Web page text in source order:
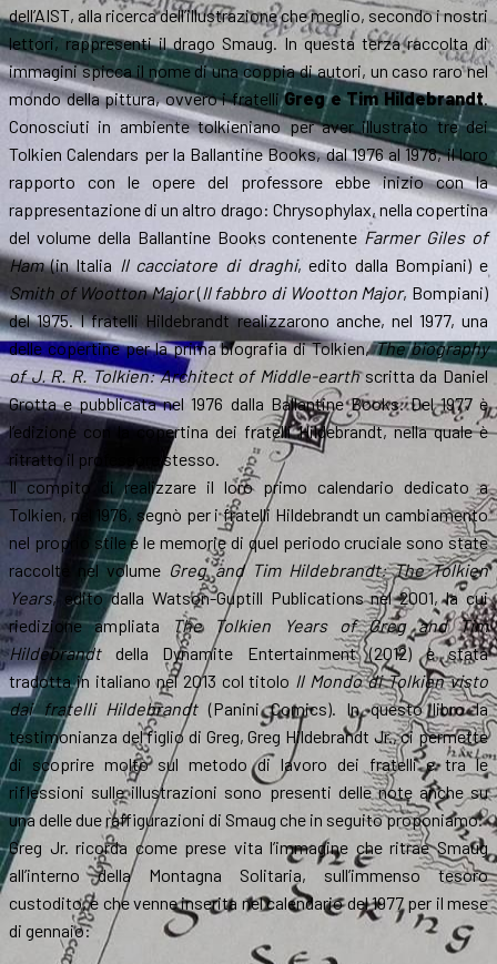
dell’AIST, alla ricerca dell’illustrazione che meglio, secondo i nostri
lettori, rappresenti il drago Smaug. In questa terza raccolta di
immagini spicca il nome di una coppia di autori, un caso raro nel
mondo della pittura, ovvero i fratelliGreg e Tim Hildebrandt.
Conosciuti in ambiente tolkieniano per aver illustrato tre dei
Tolkien Calendars per la Ballantine Books, dal 1976 al 1978, il loro
rapporto con le opere del professore ebbe inizio con la
rappresentazione di un altro drago: Chrysophylax, nella copertina
del volume della Ballantine Books contenente Farmer Giles of
Ham(in Italia Il cacciatore di draghi, edito dalla Bompiani) e
Smith of Wootton Major(Il fabbro di Wootton Major, Bompiani)
del 1975. I fratelli Hildebrandt realizzarono anche, nel 1977, una
delle copertine per la prima biografia di Tolkien,The biography
of J. R. R. Tolkien: Architect of Middle-earthscritta da Daniel
Grotta e pubblicata nel 1976 dalla Ballantine Books. Del 1977 è
l’edizione con la copertina dei fratelli Hildebrandt, nella quale è
ritratto il professore stesso.
Il compito di realizzare il loro primo calendario dedicato a
Tolkien, nel 1976, segnò per i fratelli Hildebrandt un cambiamento
nel proprio stile e le memorie di quel periodo cruciale sono state
raccolte nel volume Greg and Tim Hildebrandt: The Tolkien
Years, edito dalla Watson-Guptill Publications nel 2001, la cui
riedizione ampliata
The Tolkien Years of Greg and Tim
Hildebrandtdella Dynamite Entertainment (2012) è stata
tradotta in italiano nel 2013 col titolo Il Mondo di Tolkien visto
dai fratelli Hildebrandt(Panini Comics). In questo libro la
testimonianza del figlio di Greg, Greg Hildebrandt Jr., ci permette
di scoprire molto sul metodo di lavoro dei fratelli e tra le
riflessioni sulle illustrazioni sono presenti delle note anche su
una delle due raffigurazioni di Smaug che in seguito proponiamo.
Greg Jr. ricorda come prese vita l’immagine che ritrae Smaug
all’interno della Montagna Solitaria, sull’immenso tesoro
custodito, e che venne inserita nel calendario del 1977 per il mese
di gennaio: